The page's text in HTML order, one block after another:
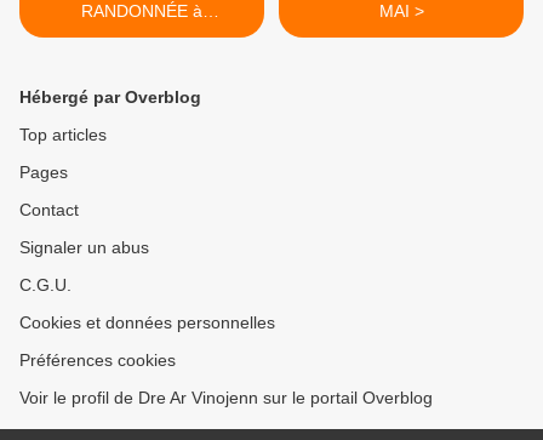
RANDONNÉE à
PLOEMEUR
MAI >
Hébergé par Overblog
Top articles
Pages
Contact
Signaler un abus
C.G.U.
Cookies et données personnelles
Préférences cookies
Voir le profil de Dre Ar Vinojenn sur le portail Overblog